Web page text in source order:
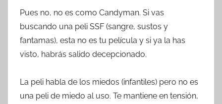
Pues no, no es como Candyman. Si vas
buscando una peli SSF (sangre, sustos y
fantamas), esta no es tu película y si ya la has
visto, habrás salido decepcionado.
La peli habla de los miedos (infantiles) pero no es
una peli de miedo al uso. Te mantiene en tensión,